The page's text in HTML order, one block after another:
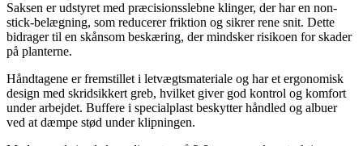
Saksen er udstyret med præcisionsslebne klinger, der har en non-
stick-belægning, som reducerer friktion og sikrer rene snit. Dette
bidrager til en skånsom beskæring, der mindsker risikoen for skader
på planterne.
Håndtagene er fremstillet i letvægtsmateriale og har et ergonomisk
design med skridsikkert greb, hvilket giver god kontrol og komfort
under arbejdet. Buffere i specialplast beskytter håndled og albuer
ved at dæmpe stød under klipningen.